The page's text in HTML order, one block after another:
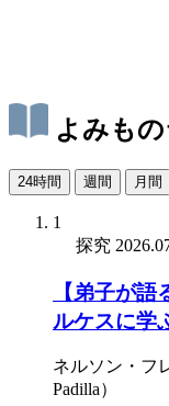
よみも
24時間 週間 月間
1
探究
【弟子が
ルケスに学
ネルソン・フ
Padilla）